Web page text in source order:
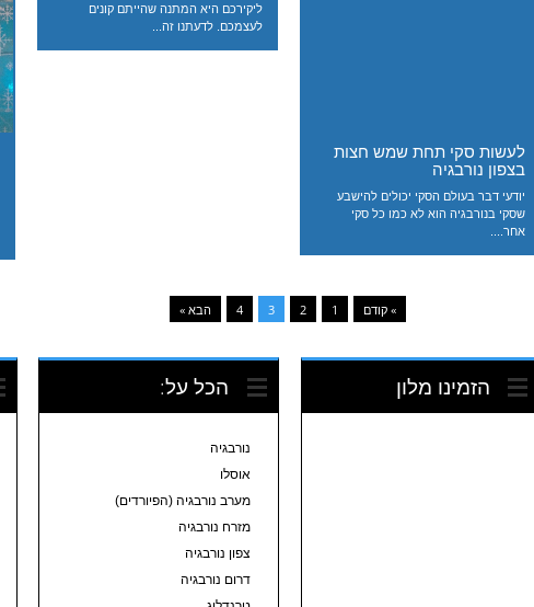
ליקירכם היא המתנה שהייתם קונים
לעצמכם. לדעתנו זה...
לעשות סקי תחת שמש חצות
בצפון נורבגיה
יודעי דבר בעולם הסקי יכולים להישבע
שסקי בנורבגיה הוא לא כמו כל סקי
אחר....
» קודם 1
2
3
4 הבא »
הזמינו מלון הכל על:
נורבגיה
אוסלו
מערב נורבגיה (הפיורדים)
מזרח נורבגיה
צפון נורבגיה
דרום נורבגיה